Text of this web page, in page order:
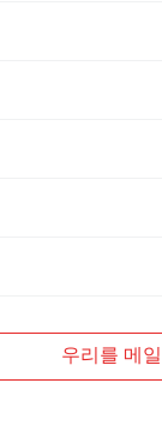
우리를 메일